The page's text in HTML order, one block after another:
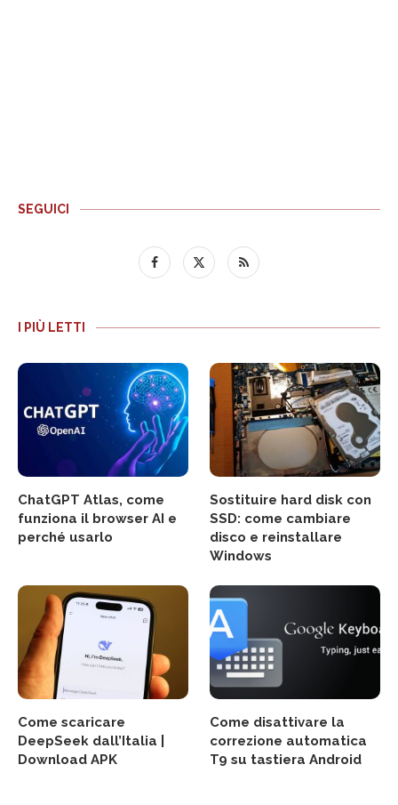
SEGUICI
I PIÙ LETTI
ChatGPT Atlas, come
funziona il browser AI e
perché usarlo
Sostituire hard disk con
SSD: come cambiare
disco e reinstallare
Windows
Come scaricare
DeepSeek dall’Italia |
Download APK
Come disattivare la
correzione automatica
T9 su tastiera Android